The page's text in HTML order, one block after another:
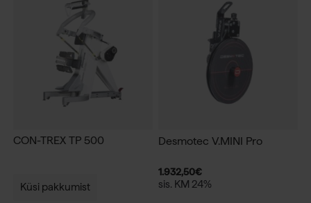
CON-TREX TP 500
Küsi pakkumist
Desmotec V.MINI Pro
1.932,50€
sis. KM 24%